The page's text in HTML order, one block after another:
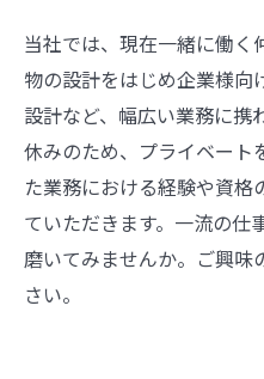
当社では、現在一緒に働く
物の設計をはじめ企業様向
設計など、幅広い業務に携
休みのため、プライベート
た業務における経験や資
ていただきます。一流の仕
磨いてみませんか。ご興味
さい。